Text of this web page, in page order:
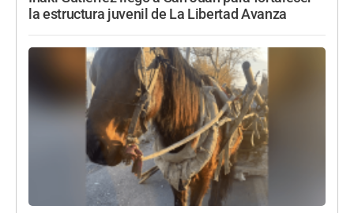
la estructura juvenil de La Libertad Avanza